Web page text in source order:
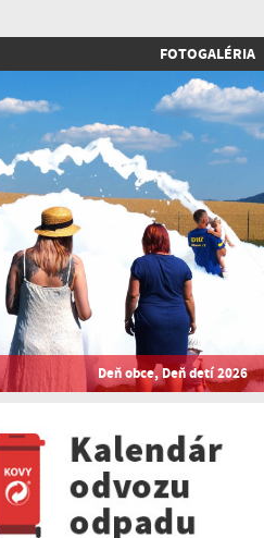
FOTOGALÉRIA
Deň obce, Deň detí 2026